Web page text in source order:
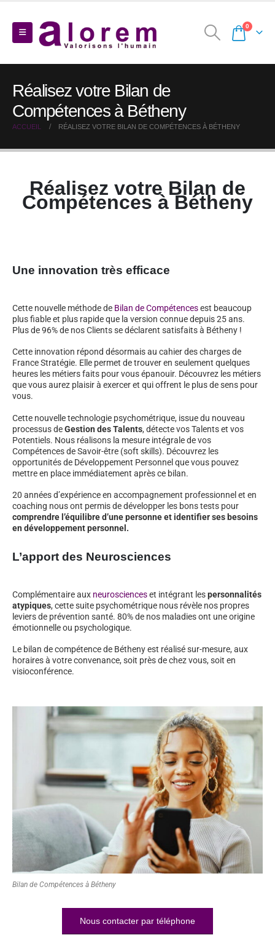
0
Réalisez votre Bilan de
Compétences à Bétheny
ACCUEIL RÉALISEZ VOTRE BILAN DE COMPÉTENCES À BÉTHENY
Réalisez votre Bilan de
Compétences à Bétheny
Une innovation très efficace
Cette nouvelle méthode de Bilan de Compétencesest beaucoup
plus fiable et plus rapide que la version connue depuis 25 ans.
Plus de 96% de nos Clients se déclarent satisfaits à Bétheny !
Cette innovation répond désormais au cahier des charges de
France Stratégie. Elle permet de trouver en seulement quelques
heures les métiers faits pour vous épanouir. Découvrez les métiers
que vous aurez plaisir à exercer et qui offrent le plus de sens pour
vous.
Cette nouvelle technologie psychométrique, issue du nouveau
processus deGestion des Talents, détecte vos Talents et vos
Potentiels. Nous réalisons la mesure intégrale de vos
Compétences de Savoir-être (soft skills). Découvrez les
opportunités de Développement Personnel que vous pouvez
mettre en place immédiatement après ce bilan.
20 années d’expérience en accompagnement professionnel et en
coaching nous ont permis de développer les bons tests pour
comprendre l’équilibre d’une personne et identifier ses besoins
en développement personnel.
L’apport des Neurosciences
Complémentaire aux neuroscienceset intégrant lespersonnalités
atypiques, cette suite psychométrique nous révèle nos propres
leviers de prévention santé. 80% de nos maladies ont une origine
émotionnelle ou psychologique.
Le bilan de compétence de Bétheny est réalisé sur-mesure, aux
horaires à votre convenance, soit près de chez vous, soit en
visioconférence.
Bilan de Compétences à Bétheny
Nous contacter par téléphone